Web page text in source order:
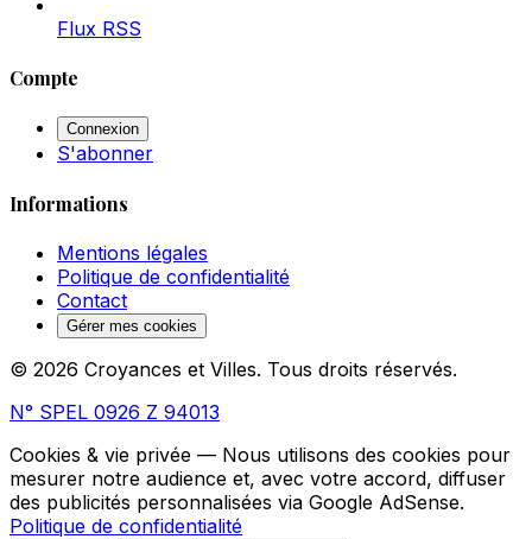
Flux RSS
Compte
Connexion
S'abonner
Informations
Mentions légales
Politique de confidentialité
Contact
Gérer mes cookies
© 2026 Croyances et Villes. Tous droits réservés.
N° SPEL 0926 Z 94013
Cookies & vie privée — Nous utilisons des cookies pour
mesurer notre audience et, avec votre accord, diffuser
des publicités personnalisées via Google AdSense.
Politique de confidentialité